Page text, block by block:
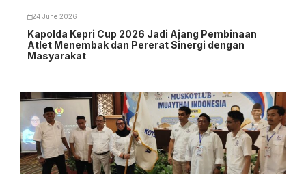
24 June 2026
Kapolda Kepri Cup 2026 Jadi Ajang Pembinaan
Atlet Menembak dan Pererat Sinergi dengan
Masyarakat